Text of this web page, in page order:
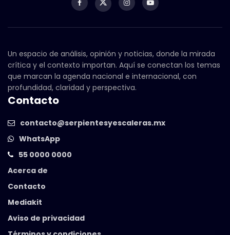
Un espacio de análisis, opinión y noticias, donde la mirada
crítica y el contexto importan. Aquí se conectan los temas
que marcan la agenda nacional e internacional, con
profundidad, claridad y perspectiva.
Contacto
contacto@serpientesyescaleras.mx
WhatsApp
55 0000 0000
Acerca de
Contacto
Mediakit
Aviso de privacidad